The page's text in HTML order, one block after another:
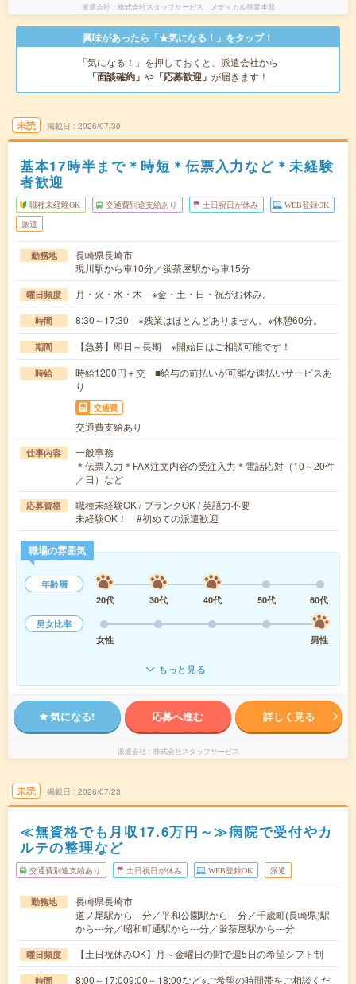
派遣会社 株式会社スタッフサービス メディカル事業本部
興味があったら「★気になる！」をタップ！
「気になる！」を押しておくと、派遣会社から
「面談確約」 や 「応募歓迎」 が届きます！
未読 掲載日 2026/07/30
基本17時半まで＊時短＊伝票入力など＊未経験
者歓迎
職種未経験OK 交通費別途支給あり 土日祝日が休み WEB登録OK
派遣
勤務地
長崎県長崎市
現川駅から車10分／蛍茶屋駅から車15分
曜日頻度 月・火・水・木 ※金・土・日・祝がお休み。
時間 8:30～17:30 ※残業はほとんどありません。※休憩60分。
期間 【急募】即日～長期 ※開始日はご相談可能です！
時給
時給1200円＋交 ■給与の前払いが可能な速払いサービスあ
り
交通費
交通費支給あり
仕事内容
一般事務
＊伝票入力＊FAX注文内容の受注入力＊電話応対（10～20件
／日）など
応募資格
職種未経験OK / ブランクOK / 英語力不要
未経験OK！ #初めての派遣歓迎
職場の雰囲気
年齢層
20代
30代 40代 50代
60代
男女比率
女性
男性
もっと見る
気になる! 応募へ進む 詳しく見る
派遣会社 株式会社スタッフサービス
未読 掲載日 2026/07/23
≪無資格でも月収17.6万円～≫病院で受付やカ
ルテの整理など
交通費別途支給あり 土日祝日が休み WEB登録OK 派遣
勤務地
長崎県長崎市
道ノ尾駅から---分／平和公園駅から---分／千歳町(長崎県)駅
から---分／昭和町通駅から---分／蛍茶屋駅から---分
曜日頻度 【土日祝休みOK】月～金曜日の間で週5日の希望シフト制
時間
8:00～17:009:00～18:00など※ご希望の時間帯をご相談くだ